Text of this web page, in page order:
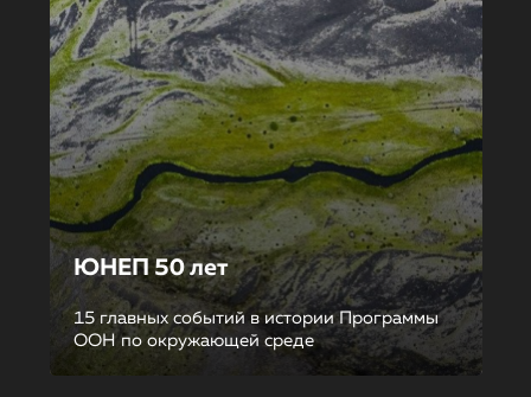
ЮНЕП 50 лет
15 главных событий в истории Программы
ООН по окружающей среде